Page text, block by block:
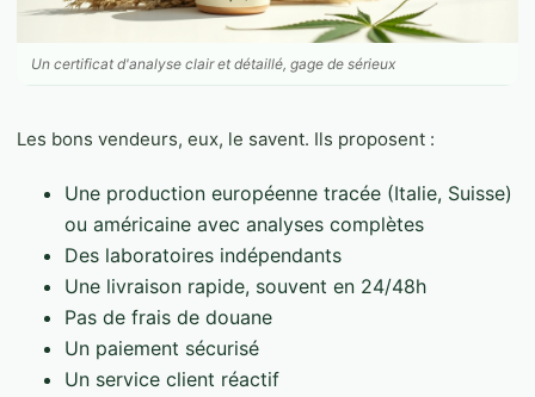
Un certificat d'analyse clair et détaillé, gage de sérieux
Les bons vendeurs, eux, le savent. Ils proposent :
Une production européenne tracée (Italie, Suisse)
ou américaine avec analyses complètes
Des laboratoires indépendants
Une livraison rapide, souvent en 24/48h
Pas de frais de douane
Un paiement sécurisé
Un service client réactif